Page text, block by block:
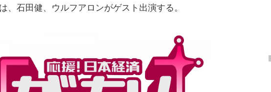
、石田健、ウルフアロンがゲスト出演する。